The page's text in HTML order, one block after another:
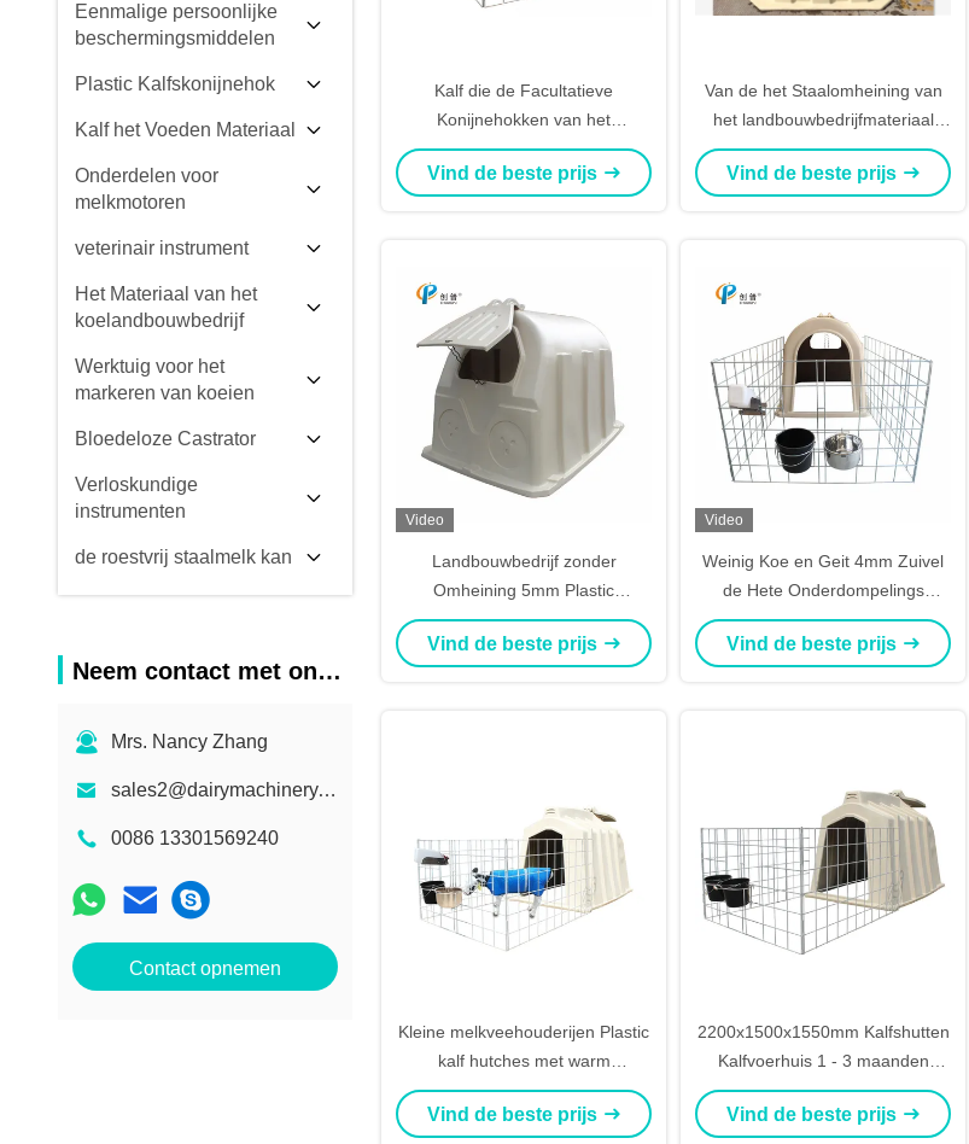
Eenmalige persoonlijke
beschermingsmiddelen
Plastic Kalfskonijnehok
Kalf het Voeden Materiaal
Onderdelen voor
melkmotoren
veterinair instrument
Het Materiaal van het
koelandbouwbedrijf
Werktuig voor het
markeren van koeien
Bloedeloze Castrator
Verloskundige
instrumenten
de roestvrij staalmelk kan
Neem contact met ons op
Mrs. Nancy Zhang
sales2@dairymachinery.cc
0086 13301569240
Contact opnemen
Kalf die de Facultatieve
Konijnehokken van het
Omheinings Zuivelkalf voor
Kalveren, Schapen, Geiten
Vind de beste prijs
Van de het Staalomheining van
het landbouwbedrijfmateriaal
Plastic Zuivel het
Kalfshuisvesting met het Voeden
Vind de beste prijs
Video
Landbouwbedrijf zonder
Omheining 5mm Plastic
Kalfskonijnehok
2100*1450*1400mm
Vind de beste prijs
Video
Weinig Koe en Geit 4mm Zuivel
de Hete Onderdompelings
Gegalvaniseerde Pijp van
Kalfskonijnehokken
Vind de beste prijs
Kleine melkveehouderijen Plastic
kalf hutches met warm
gedompeld gegalvaniseerd
staaldraad hek
Vind de beste prijs
2200x1500x1550mm Kalfshutten
Kalfvoerhuis 1 - 3 maanden
Gebruik van kalveren
Vind de beste prijs